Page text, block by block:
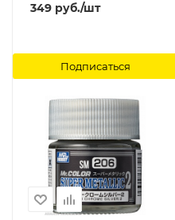
349 руб./шт
Подписаться